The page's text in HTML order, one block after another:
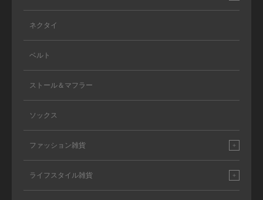
ネクタイ
ベルト
ストール＆マフラー
ソックス
ファッション雑貨
ライフスタイル雑貨